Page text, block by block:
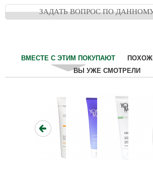
ЗАДАТЬ ВОПРОС ПО
ВМЕСТЕ С ЭТИМ ПОКУПАЮТ
ВЫ УЖЕ СМОТРЕЛИ